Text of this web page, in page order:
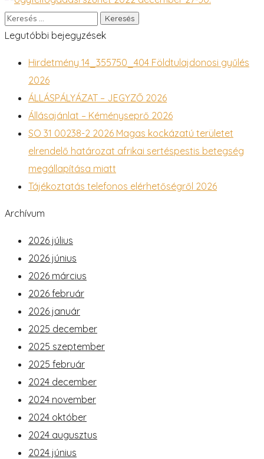
Legutóbbi bejegyzések
Hirdetmény 14_355750_404 Földtulajdonosi gyűlés
2026
ÁLLÁSPÁLYÁZAT – JEGYZŐ 2026
Állásajánlat – Kéményseprő 2026
SO 31 00238-2 2026 Magas kockázatú területet
elrendelő határozat afrikai sertéspestis betegség
megállapítása miatt
Tájékoztatás telefonos elérhetőségről 2026
Archívum
2026 július
2026 június
2026 március
2026 február
2026 január
2025 december
2025 szeptember
2025 február
2024 december
2024 november
2024 október
2024 augusztus
2024 június